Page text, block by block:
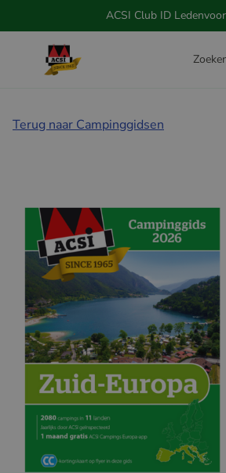
ACSI Club ID
Terug naar Campinggidsen